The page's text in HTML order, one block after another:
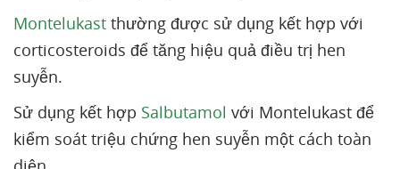
Montelukast thường được sử dụng kết hợp với
corticosteroids để tăng hiệu quả điều trị hen
suyễn.
Sử dụng kết hợp Salbutamol với Montelukast để
kiểm soát triệu chứng hen suyễn một cách toàn